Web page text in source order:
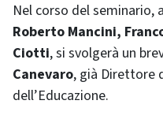
Nel corso del seminario,
Roberto Mancini,
Ciotti, si svolgerà un
Canevaro, già Direttore
dell’Educazione.